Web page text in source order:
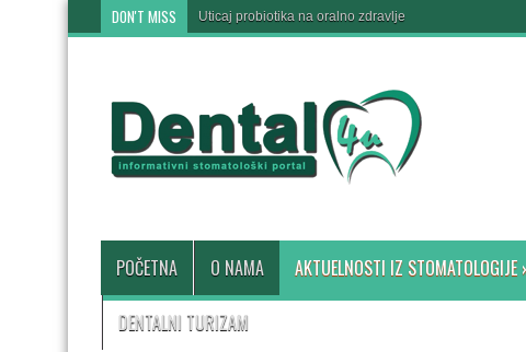
DON'T MISS Uticaj probiotika na oralno zdravlje
POČETNA O NAMA AKTUELNOSTI IZ STOMATOLOGIJE
DENTALNI TURIZAM